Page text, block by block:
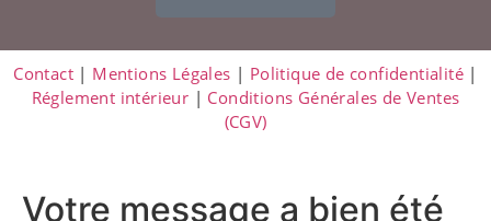
Contact| Mentions Légales | Politique de confidentialité |
Réglement intérieur | Conditions Générales de Ventes
(CGV)
Votre message a bien été